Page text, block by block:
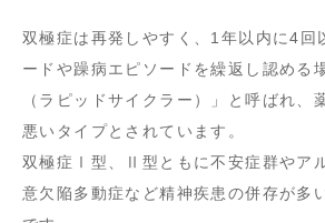
双極症は再発しやすく、1年以内に4回
ードや躁病エピソードを繰返し認める
（ラピッドサイクラー）」と呼ばれ、
悪いタイプとされています。
双極症Ⅰ型、Ⅱ型ともに不安症群やア
意欠陥多動症など精神疾患の併存が多